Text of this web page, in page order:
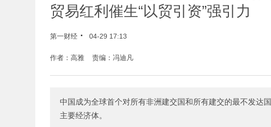
贸易红利催生“以贸引资”强引力
第一财经 04-29 17:13
作者：高雅 责编：冯迪凡
中国成为全球首个对所有非洲建交国和所有建交的最不发达
主要经济体。